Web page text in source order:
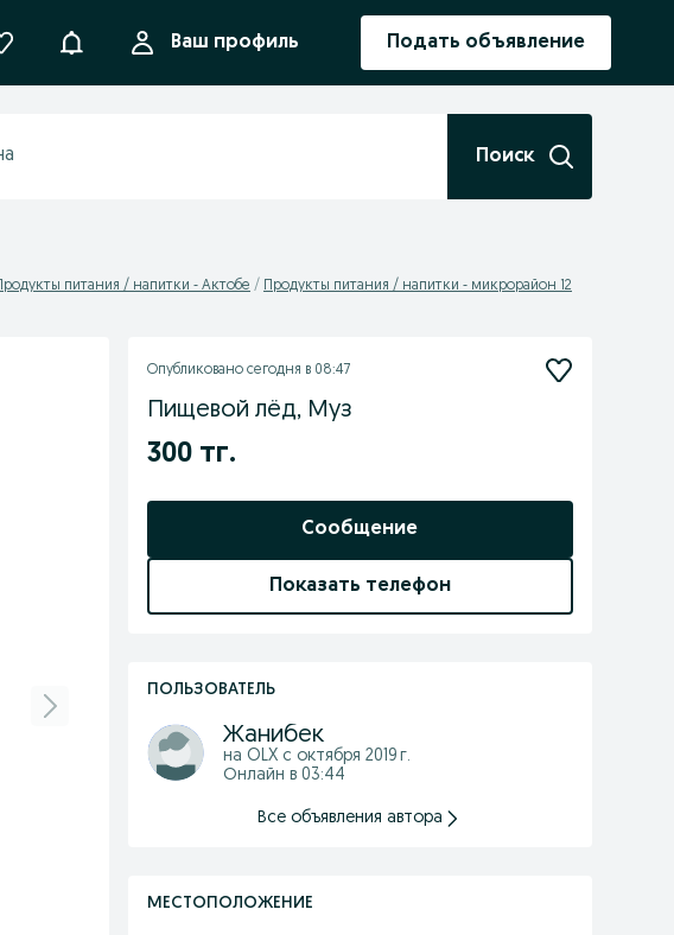
УведомленияВаш профиль Подать объявление
Поиск
Продукты питания / напитки - Актобе Продукты питания / напитки - микрорайон 12
Опубликовано сегодня в 08:47
Пищевой лёд, Муз
300 тг.
Сообщение
Показать телефон
ПОЛЬЗОВАТЕЛЬ
Жанибек
на OLX с октября 2019 г.
Онлайн в 03:44
Все объявления автора
МЕСТОПОЛОЖЕНИЕ